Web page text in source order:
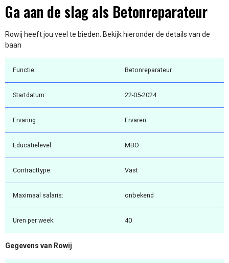
Ga aan de slag als Betonreparateur
Rowij heeft jou veel te bieden. Bekijk hieronder de details van de
baan
Functie: Betonreparateur
Startdatum: 22-05-2024
Ervaring: Ervaren
Educatielevel: MBO
Contracttype: Vast
Maximaal salaris: onbekend
Uren per week: 40
Gegevens van Rowij